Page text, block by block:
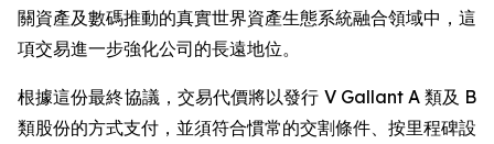
關資產及數碼推動的真實世界資產生態系統融合領域中，這
項交易進一步強化公司的長遠地位。
根據這份最終協議，交易代價將以發行 V Gallant A 類及 B
類股份的方式支付，並須符合慣常的交割條件、按里程碑設